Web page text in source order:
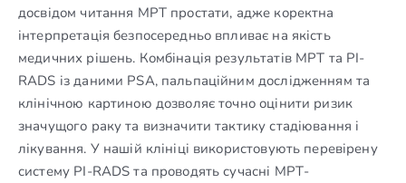
досвідом читання МРТ простати, адже коректна
інтерпретація безпосередньо впливає на якість
медичних рішень. Комбінація результатів МРТ та PI-
RADS із даними PSA, пальпаційним дослідженням та
клінічною картиною дозволяє точно оцінити ризик
значущого раку та визначити тактику стадіювання і
лікування. У нашій клініці використовують перевірену
систему PI-RADS та проводять сучасні МРТ-